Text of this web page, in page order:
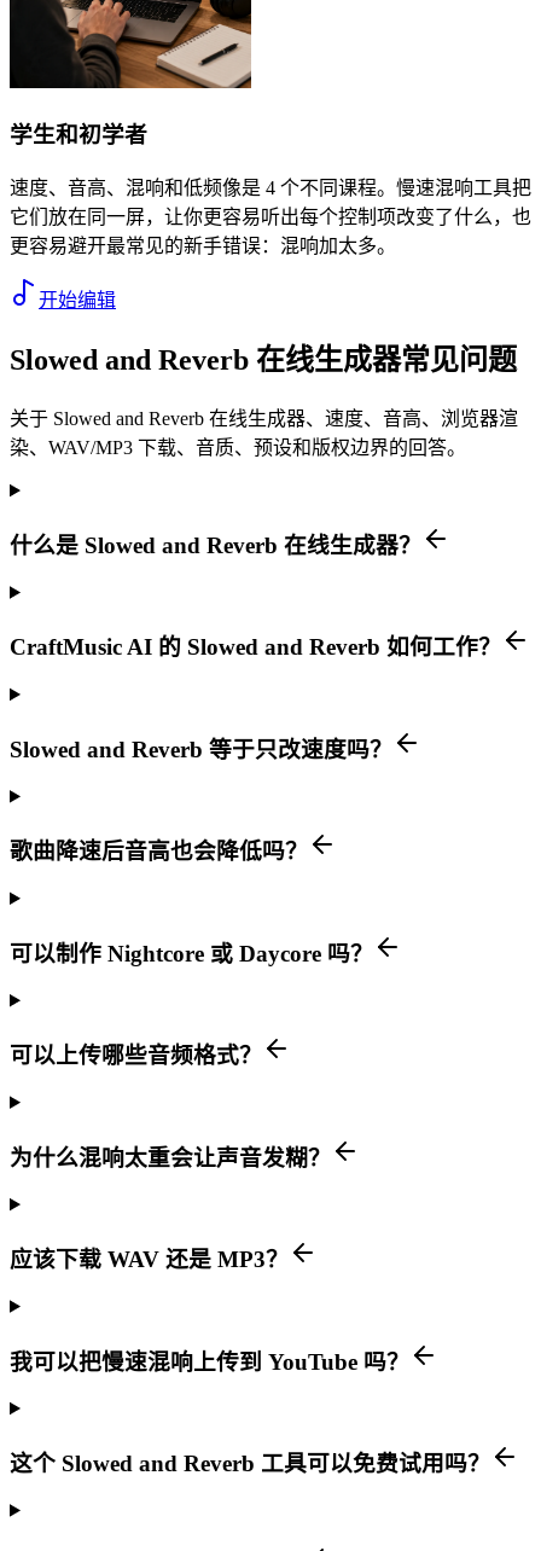
学生和初学者
速度、音高、混响和低频像是 4 个不同课程。慢速混响工具把
它们放在同一屏，让你更容易听出每个控制项改变了什么，也
更容易避开最常见的新手错误：混响加太多。
开始编辑
Slowed and Reverb 在线生成器常见问题
关于 Slowed and Reverb 在线生成器、速度、音高、浏览器渲
染、WAV/MP3 下载、音质、预设和版权边界的回答。
什么是 Slowed and Reverb 在线生成器？
CraftMusic AI 的 Slowed and Reverb 如何工作？
Slowed and Reverb 等于只改速度吗？
歌曲降速后音高也会降低吗？
可以制作 Nightcore 或 Daycore 吗？
可以上传哪些音频格式？
为什么混响太重会让声音发糊？
应该下载 WAV 还是 MP3？
我可以把慢速混响上传到 YouTube 吗？
这个 Slowed and Reverb 工具可以免费试用吗？